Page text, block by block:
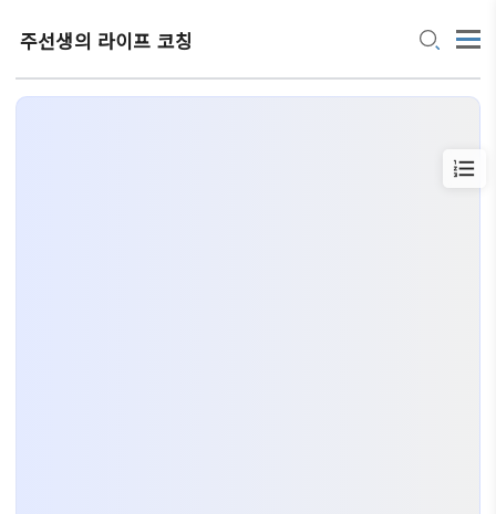
주선생의 라이프 코칭